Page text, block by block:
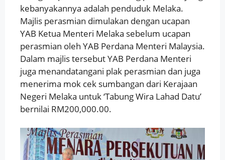
kebanyakannya adalah penduduk Melaka.
Majlis perasmian dimulakan dengan ucapan
YAB Ketua Menteri Melaka sebelum ucapan
perasmian oleh YAB Perdana Menteri Malaysia.
Dalam majlis tersebut YAB Perdana Menteri
juga menandatangani plak perasmian dan juga
menerima mok cek sumbangan dari Kerajaan
Negeri Melaka untuk ‘Tabung Wira Lahad Datu’
bernilai RM200,000.00.